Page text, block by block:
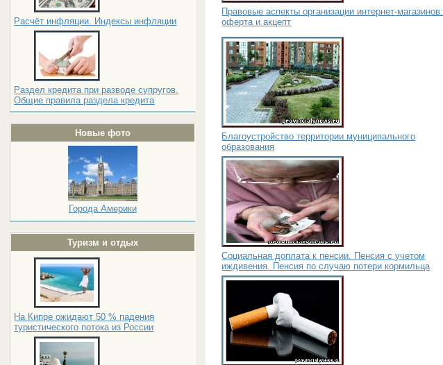
Расчёт инфляции. Индексы инфляции
Раздел кредита при разводе супругов.
Общие правила раздела кредита
Новые фото
Города Америки
Туризм и отдых
На Кипре ожидают 50 % падения
туристического потока из России
Правовые аспекты организации интернет-магазинов:
оферта и акцепт
Благоустройство территории муниципального
образования
Социальная доплата к пенсии. Пенсия с учетом
иждивения. Пенсия по случаю потери кормильца